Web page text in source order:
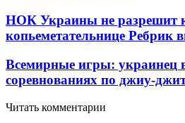
НОК Украины не разрешит
копьеметательнице Ребрик
Всемирные игры: украинец
соревнованиях по джиу-
Читать комментарии